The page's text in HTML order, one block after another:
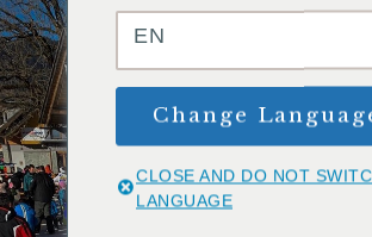
EN
Change
CLOSE AND DO NOT
LANGUAGE